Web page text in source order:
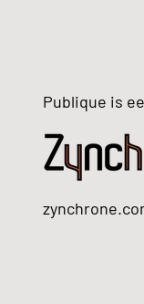
Publique is